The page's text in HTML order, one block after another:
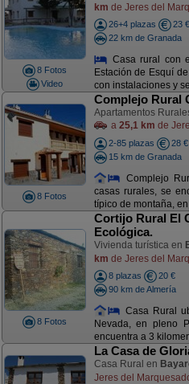
8 Fotos
Video
km de Jeres del
26+4 plazas
23 €
22 km de Granada
Casa rural con
Estación de Esquí
con instalaciones y
8 Fotos
Complejo Rural
Apartamentos
a 25,1 km de
2-85 plazas
28 €
15 km de Granada
Complejo
casas rurales, se
típico de montaña,
8 Fotos
Cortijo Rural El
Ecológica.
Vivienda turística en
km de Jeres del
8 plazas
20 €
90 km de Almería
Casa Rural
Nevada, en pleno
encuentra a 3
La Casa de
Casa Rural en
Jeres del